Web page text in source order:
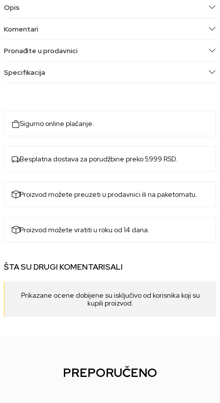
Opis
Komentari
Pronađite u prodavnici
Specifikacija
Sigurno online plaćanje.
Besplatna dostava za porudžbine preko 5999 RSD.
Proizvod možete preuzeti u prodavnici ili na paketomatu.
Proizvod možete vratiti u roku od 14 dana.
ŠTA SU DRUGI KOMENTARISALI
Prikazane ocene dobijene su isključivo od korisnika koji su
kupili proizvod.
PREPORUČENO